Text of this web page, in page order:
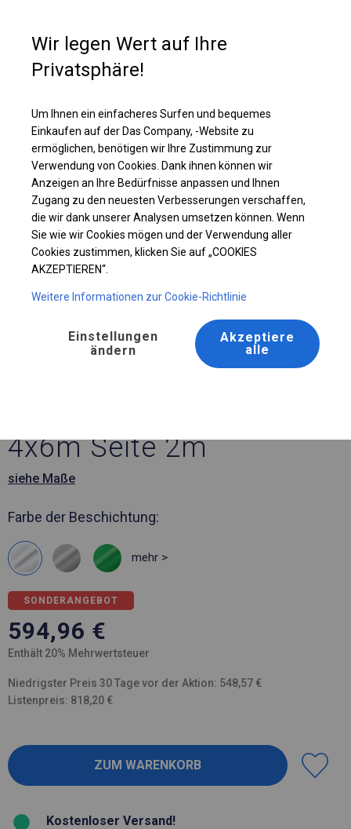
Solides Partyzelt | 4x6 m
BESTSELLER
4x6m Seite 2m
siehe Maße
Farbe der Beschichtung:
mehr >
SONDERANGEBOT
594,96 €
Enthält 20% Mehrwertsteuer
Niedrigster Preis 30 Tage vor der Aktion: 548,57 €
Listenpreis: 818,20 €
Kostenloser Versand!
Wir legen Wert auf Ihre
Privatsphäre!
Um Ihnen ein einfacheres Surfen und bequemes
Einkaufen auf der Das Company, -Website zu
ermöglichen, benötigen wir Ihre Zustimmung zur
Verwendung von Cookies. Dank ihnen können wir
Anzeigen an Ihre Bedürfnisse anpassen und Ihnen
Zugang zu den neuesten Verbesserungen verschaffen,
die wir dank unserer Analysen umsetzen können. Wenn
Sie wie wir Cookies mögen und der Verwendung aller
Cookies zustimmen, klicken Sie auf „COOKIES
AKZEPTIEREN“.
Weitere Informationen zur Cookie-Richtlinie
Einstellungen
ändern
Akzeptiere
alle